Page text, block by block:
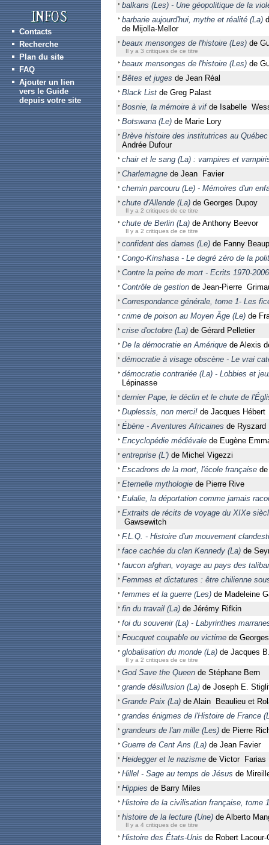
Contacts
Recherche
Plan du site
FAQ
Ajouter un lien
vers le Guide
depuis votre site
balkans (Les) - Une géopolitique de la
barbarie aujourd'hui, mythe et réalité (La)
de Mijolla-Mellor
beaux mensonges de l'histoire (Les) de
Il y a 3 critiques de ce titre
beaux mensonges de l'histoire (Les) de
Bêtes et juges de Jean Réal
Black List de Greg Palast
Bosnie, la mémoire à vifde Isabelle
Botswana (Le) de Marie Lory
Brève histoire des institutrices au
Andrée Dufour
chair et le sang (La) : vampires et
Charlemagne de Jean Favier
chemin parcouru (Le) - Mémoires d'un
chute d'Allende (La) de Georges Dupoy
Il y a 2 critiques de ce titre
chute de Berlin (La) de Anthony Beevor
Il y a 2 critiques de ce titre
confident des dames (Le) de Fanny
Congo-Kinshasa - Le degré zéro de la
Contre la peine de mort - Ecrits 1970-2006
Contrôle de gestion de Jean-Pierre
Correspondance générale, tome 1- Les
crime de poison au Moyen Âge (Le) de
crise d'octobre (La) de Gérard Pelletier
De la démocratie en Amérique de Alexis
démocratie à visage obscène - Le vrai
démocratie contrariée (La) - Lobbies et
Lépinasse
dernier Pape, le déclin et le chute de
Duplessis, non merci! de Jacques Hébert
Ébène - Aventures Africaines de Ryszard
Encyclopédie médiévale de Eugène
entreprise (L') de Michel Vigezzi
Escadrons de la mort, l'école française
Eternelle mythologie de Pierre Rive
Eulalie, la déportation comme jamais
Extraits de récits de voyage du XIXe
Gawsewitch
F.L.Q. - Histoire d'un mouvement
face cachée du clan Kennedy (La) de
faucon afghan, voyage au pays des
Femmes et dictatures : être chilienne
femmes et la guerre (Les) de Madeleine
fin du travail (La) de Jérémy Rifkin
foi du souvenir (La) - Labyrinthes
Foucquet coupable ou victime de
globalisation du monde (La) de Jacques
Il y a 2 critiques de ce titre
God Save the Queen de Stéphane Bern
grande désillusion (La) de Joseph E.
Grande Paix (La) de Alain Beaulieu et
grandes énigmes de l'Histoire de France
grandeurs de l'an mille (Les) de Pierre
Guerre de Cent Ans (La) de Jean Favier
Heidegger et le nazisme de Victor Farias
Hillel - Sage au temps de Jésus de
Hippies de Barry Miles
Histoire de la civilisation française, tome 1
histoire de la lecture (Une) de Alberto
Il y a 4 critiques de ce titre
Histoire des États-Unis de Robert Lacour-